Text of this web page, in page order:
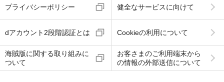
プライバシーポリシー 健全なサービスに向けて
dアカウント2段階認証とは Cookieの利用について
海賊版に関する取り組みに
ついて
お客さまのご利用端末から
の情報の外部送信について